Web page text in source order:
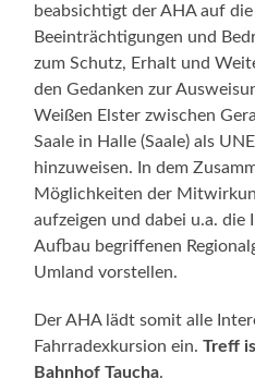
beabsichtigt der AHA auf
Beeinträchtigungen und
zum Schutz, Erhalt und
den Gedanken zur
Weißen Elster zwischen
Saale in Halle (Saale) als
hinzuweisen. In dem
Möglichkeiten der
aufzeigen und dabei u.a. die
Aufbau begriffenen
Umland vorstellen.
Der AHA lädt somit alle
Fahrradexkursion ein.Treff
Bahnhof Taucha.